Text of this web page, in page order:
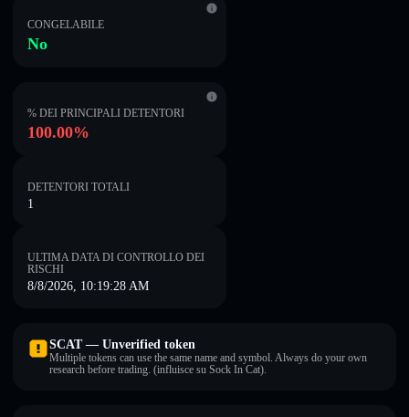
CONGELABILE
No
% DEI PRINCIPALI DETENTORI
100.00%
DETENTORI TOTALI
1
ULTIMA DATA DI CONTROLLO DEI
RISCHI
8/8/2026, 10:19:28 AM
SCAT — Unverified token
Multiple tokens can use the same name and symbol. Always do your own
research before trading. (influisce su Sock In Cat).